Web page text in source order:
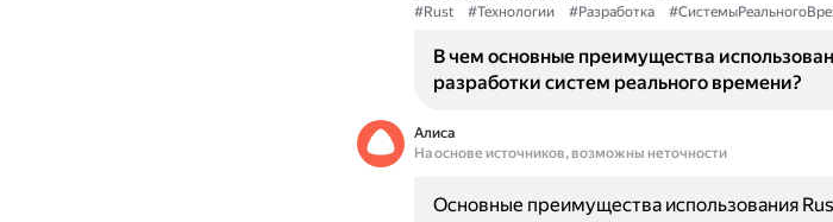
#Rust
#Технологии #Разработка
В чем основные преимущества
разработки систем реального времени?
Алиса
На основе источников, возможны неточности
Основные преимущества использования